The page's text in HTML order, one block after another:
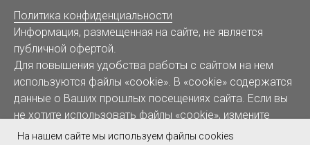
На нашем сайте мы используем файлы cookies
Политика конфиденциальности
Информация, размещенная на сайте, не является
публичной офертой.
Для повышения удобства работы с сайтом на нем
используются файлы «cookie» . В «cookie» содержатся
данные о Ваших прошлых посещениях сайта. Если вы
не хотите использовать файлы «cookie», измените
настройки браузера.